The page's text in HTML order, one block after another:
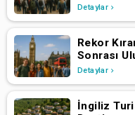
Hazırlanıyor
Detaylar
Rekor
Sonrası
Artış Yaşadı
Detaylar
İngiliz